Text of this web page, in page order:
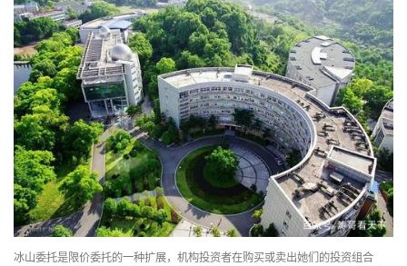
冰山委托是限价委托的一种扩展，机构投资者在购买或卖出她们的投资组合